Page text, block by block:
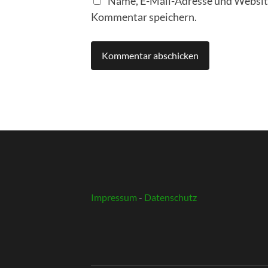
Kommentar speichern.
Impressum - Datenschutz